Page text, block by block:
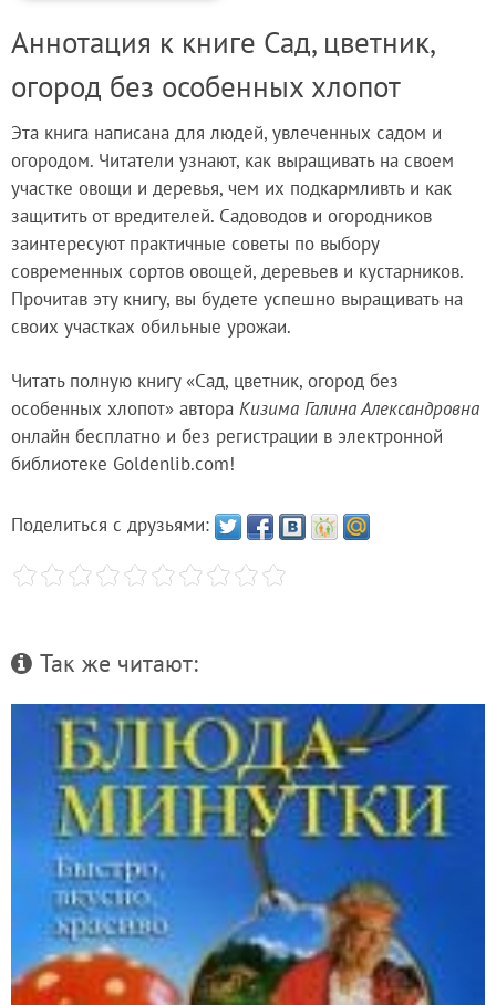
Аннотация к книге Сад, цветник,
огород без особенных хлопот
Эта книга написана для людей, увлеченных садом и
огородом. Читатели узнают, как выращивать на своем
участке овощи и деревья, чем их подкармливть и как
защитить от вредителей. Садоводов и огородников
заинтересуют практичные советы по выбору
современных сортов овощей, деревьев и кустарников.
Прочитав эту книгу, вы будете успешно выращивать на
своих участках обильные урожаи.
Читать полную книгу «Сад, цветник, огород без
особенных хлопот» автора Кизима Галина Александровна
онлайн бесплатно и без регистрации в электронной
библиотеке Goldenlib.com!
Поделиться с друзьями:
Так же читают: